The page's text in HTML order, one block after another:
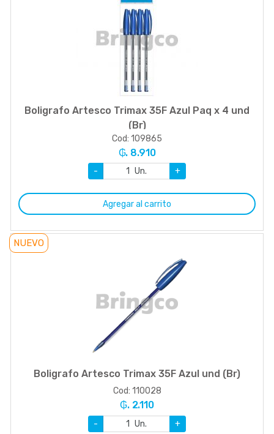
Boligrafo Artesco Trimax 35F Azul Paq x 4 und
(Br)
Cod: 109865
₲. 8.910
- Un. +
Agregar al carrito
NUEVO
Boligrafo Artesco Trimax 35F Azul und (Br)
Cod: 110028
₲. 2.110
- Un. +